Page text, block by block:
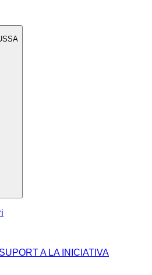
A LA INICIATIVA